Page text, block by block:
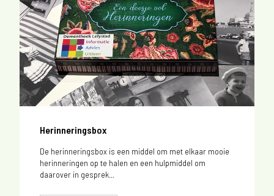
Herinneringsbox
De herinneringsbox is een middel om met elkaar mooie
herinneringen op te halen en een hulpmiddel om
daarover in gesprek...